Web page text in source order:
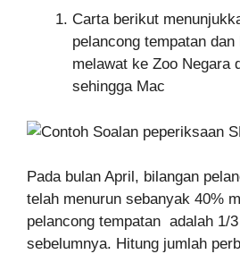
Carta berikut
pelancong tempatan
melawat ke Zoo Negara
sehingga Mac
Pada bulan April, bilangan
telah menurun sebanyak 40%
pelancong tempatan adalah 1/
sebelumnya. Hitung jumlah